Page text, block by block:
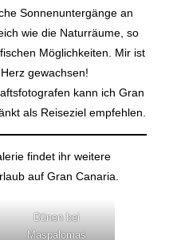
Sonnenuntergänge an
wie die Naturräume, so
Möglichkeiten. Mir ist
gewachsen!
kann ich Gran
als Reiseziel empfehlen.
findet ihr weitere
auf Gran Canaria.
Dünen bei
Maspalomas